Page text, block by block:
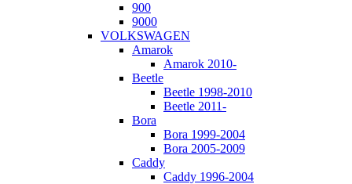
900
9000
VOLKSWAGEN
Amarok
Amarok 2010-
Beetle
Beetle 1998-2010
Beetle 2011-
Bora
Bora 1999-2004
Bora 2005-2009
Caddy
Caddy 1996-2004